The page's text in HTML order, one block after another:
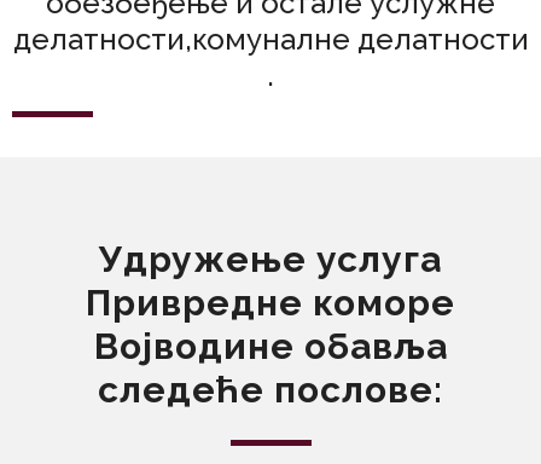
делатности,комуналне делатности
.
Удружење услуга
Привредне коморе
Војводине обавља
следеће послове: